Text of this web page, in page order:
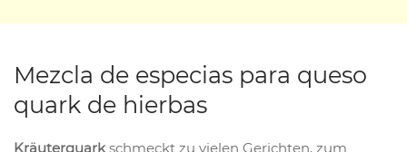
Mezcla de especias para queso
quark de hierbas
Kräuterquarkschmeckt zu vielen Gerichten, zum